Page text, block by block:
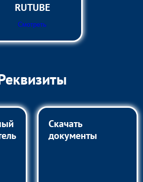
RUTUBE
Смотреть
Скачать
документы